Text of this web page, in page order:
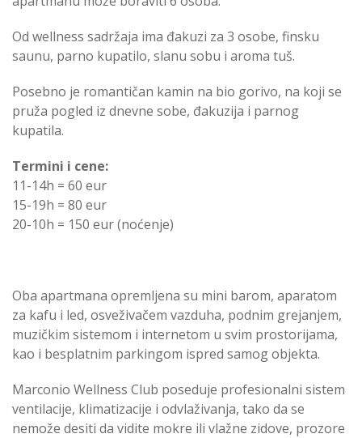
Od wellness sadržaja ima đakuzi za 3 osobe, finsku
saunu, parno kupatilo, slanu sobu i aroma tuš.
Posebno je romantičan kamin na bio gorivo, na koji se
pruža pogled iz dnevne sobe, đakuzija i parnog
kupatila.
Termini i cene:
11-14h = 60 eur
15-19h = 80 eur
20-10h = 150 eur (noćenje)
Oba apartmana opremljena su mini barom, aparatom
za kafu i led, osveživačem vazduha, podnim grejanjem,
muzičkim sistemom i internetom u svim prostorijama,
kao i besplatnim parkingom ispred samog objekta.
Marconio Wellness Club poseduje profesionalni sistem
ventilacije, klimatizacije i odvlaživanja, tako da se
nemože desiti da vidite mokre ili vlažne zidove, prozore